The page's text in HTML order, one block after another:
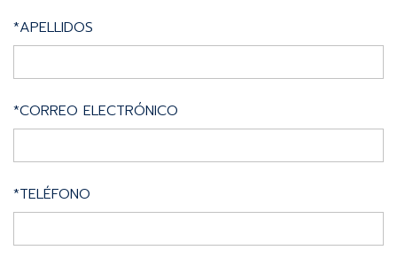
*APELLIDOS
*CORREO ELECTRÓNICO
*TELÉFONO